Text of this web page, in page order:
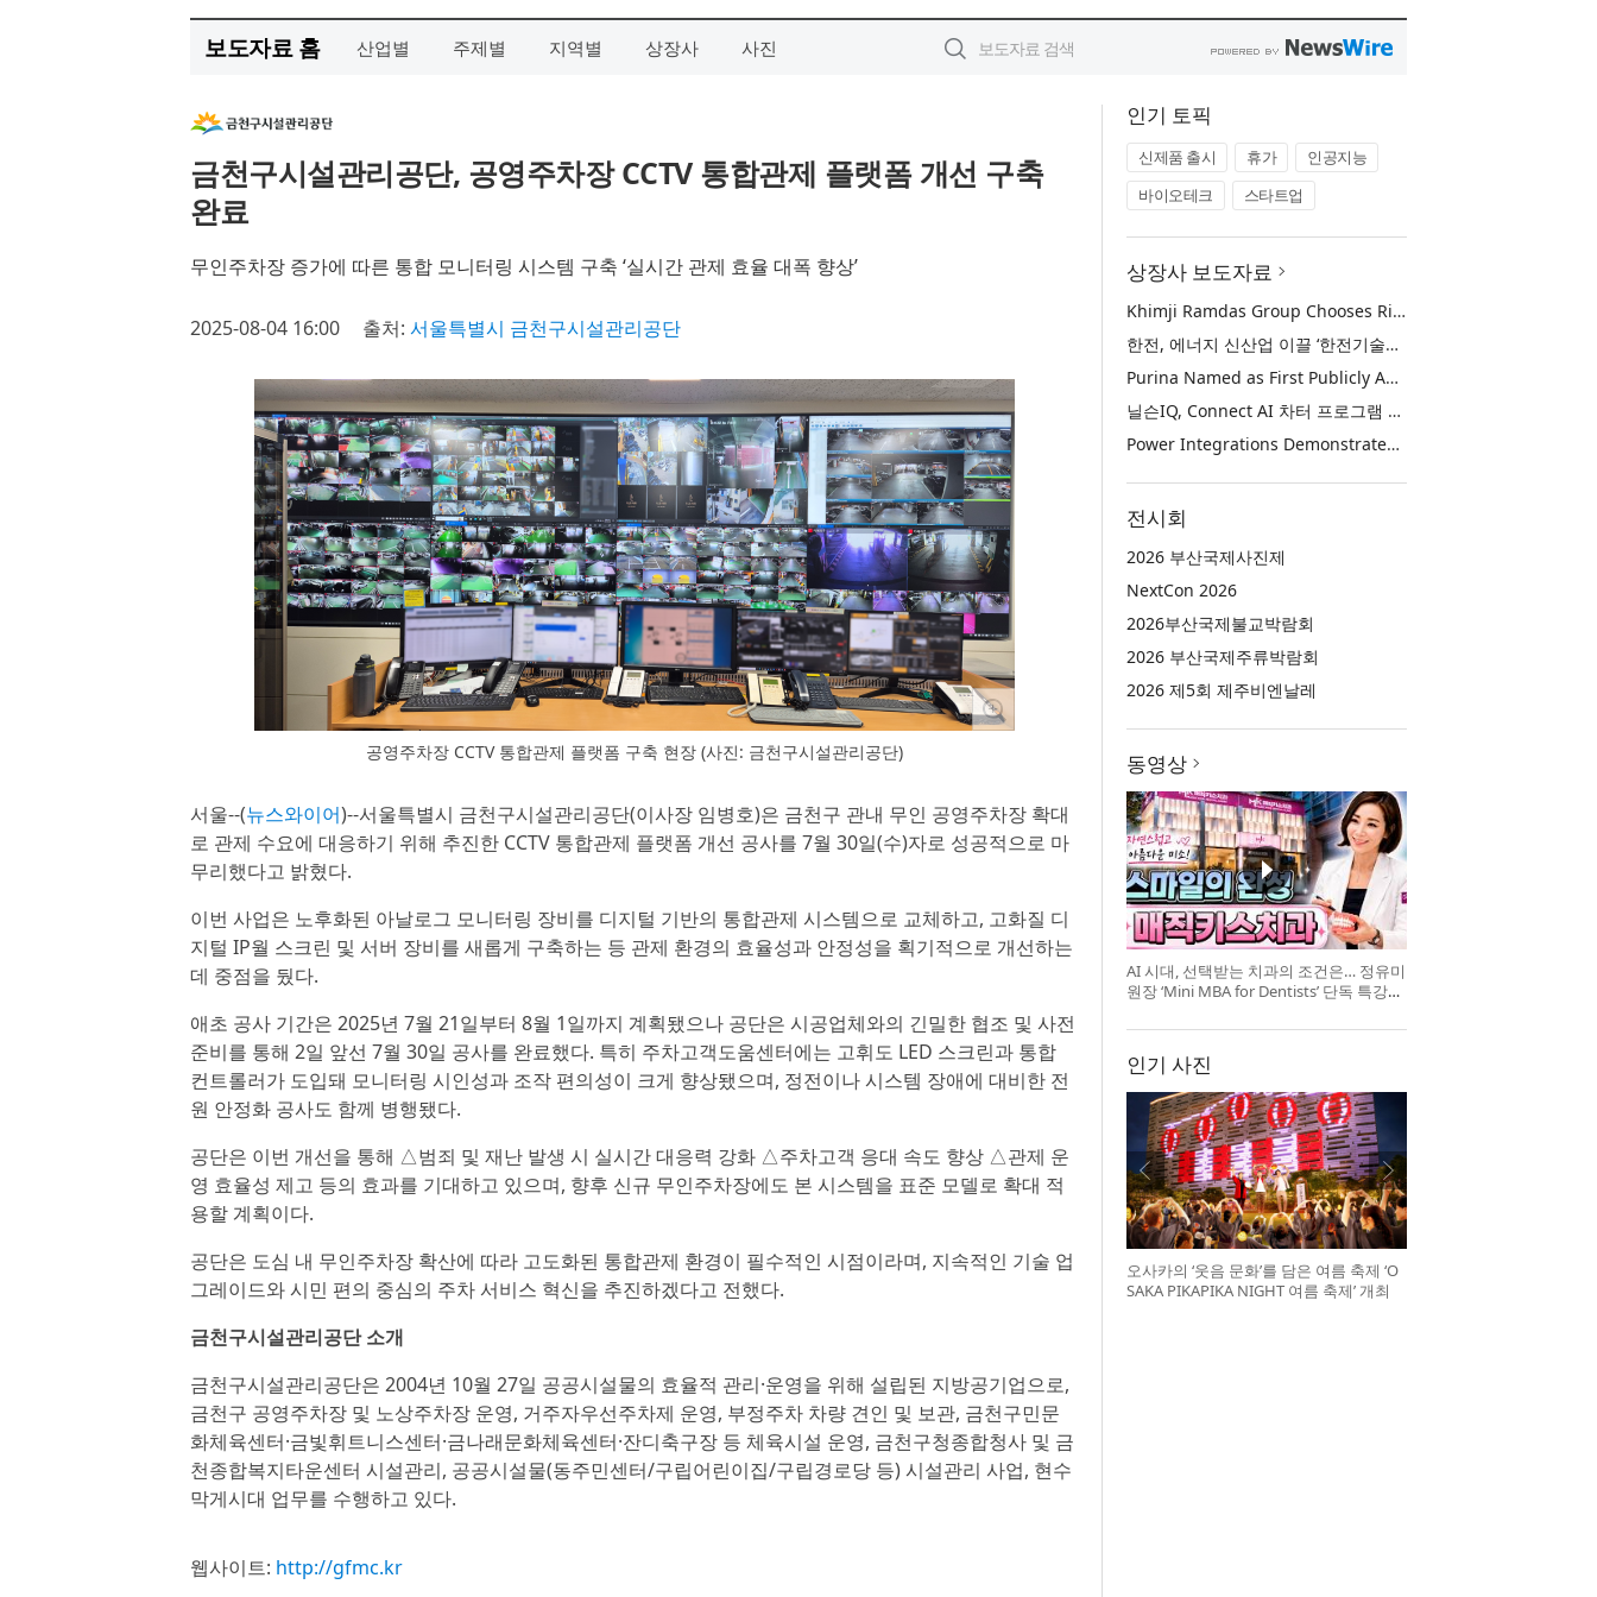
보도자료 홈 산업별 주제별 지역별 상장사 사진
금천구시설관리공단, 공영주차장 CCTV 통합관제 플랫폼 개선 구축
완료
무인주차장 증가에 따른 통합 모니터링 시스템 구축 ‘실시간 관제 효율 대폭 향상’
2025-08-04 16:00 출처: 서울특별시 금천구시설관리공단
공영주차장 CCTV 통합관제 플랫폼 구축 현장 (사진: 금천구시설관리공단)
서울--(뉴스와이어)--서울특별시 금천구시설관리공단(이사장 임병호)은 금천구 관내 무인 공영주차장 확대
로 관제 수요에 대응하기 위해 추진한 CCTV 통합관제 플랫폼 개선 공사를 7월 30일(수)자로 성공적으로 마
무리했다고 밝혔다.
이번 사업은 노후화된 아날로그 모니터링 장비를 디지털 기반의 통합관제 시스템으로 교체하고, 고화질 디
지털 IP월 스크린 및 서버 장비를 새롭게 구축하는 등 관제 환경의 효율성과 안정성을 획기적으로 개선하는
데 중점을 뒀다.
애초 공사 기간은 2025년 7월 21일부터 8월 1일까지 계획됐으나 공단은 시공업체와의 긴밀한 협조 및 사전
준비를 통해 2일 앞선 7월 30일 공사를 완료했다. 특히 주차고객도움센터에는 고휘도 LED 스크린과 통합
컨트롤러가 도입돼 모니터링 시인성과 조작 편의성이 크게 향상됐으며, 정전이나 시스템 장애에 대비한 전
원 안정화 공사도 함께 병행됐다.
공단은 이번 개선을 통해 △범죄 및 재난 발생 시 실시간 대응력 강화 △주차고객 응대 속도 향상 △관제 운
영 효율성 제고 등의 효과를 기대하고 있으며, 향후 신규 무인주차장에도 본 시스템을 표준 모델로 확대 적
용할 계획이다.
공단은 도심 내 무인주차장 확산에 따라 고도화된 통합관제 환경이 필수적인 시점이라며, 지속적인 기술 업
그레이드와 시민 편의 중심의 주차 서비스 혁신을 추진하겠다고 전했다.
금천구시설관리공단 소개
금천구시설관리공단은 2004년 10월 27일 공공시설물의 효율적 관리·운영을 위해 설립된 지방공기업으로,
금천구 공영주차장 및 노상주차장 운영, 거주자우선주차제 운영, 부정주차 차량 견인 및 보관, 금천구민문
화체육센터·금빛휘트니스센터·금나래문화체육센터·잔디축구장 등 체육시설 운영, 금천구청종합청사 및 금
천종합복지타운센터 시설관리, 공공시설물(동주민센터/구립어린이집/구립경로당 등) 시설관리 사업, 현수
막게시대 업무를 수행하고 있다.
웹사이트: http://gfmc.kr
인기 토픽
신제품 출시 휴가
인공지능
바이오테크
스타트업
상장사 보도자료
Khimji Ramdas Group Chooses Rimini Street to Reduce SAP Support Costs, Protect 700+ Customizations and Reinvest Savings in Innovation
한전, 에너지 신산업 이끌 ‘한전기술지주’ 공식 출범
Purina Named as First Publicly Announced NIQ ConnectAI Charter Client
닐슨IQ, Connect AI 차터 프로그램 최초 고객사 ‘퓨리나’ 선정
Power Integrations Demonstrates World’s First 2200 V GaN Technology for Next-Era High-Voltage Power Systems
전시회
2026 부산국제사진제
NextCon 2026
2026부산국제불교박람회
2026 부산국제주류박람회
2026 제5회 제주비엔날레
동영상
AI 시대, 선택받는 치과의 조건은… 정유미
원장 ‘Mini MBA for Dentists’ 단독 특강
인기 사진
오사카의 ‘웃음 문화’를 담은 여름 축제 ‘O
SAKA PIKAPIKA NIGHT 여름 축제’ 개최